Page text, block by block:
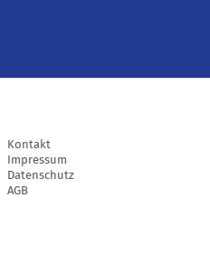
Kontakt
Impressum
Datenschutz
AGB